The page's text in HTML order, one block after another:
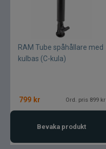
RAM Tube spåhållare med
kulbas (C-kula)
799 kr Ord. pris 899 kr
Bevaka produkt